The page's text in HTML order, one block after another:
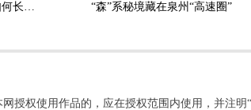
有根有情有戏！泉州文创 IP 如何长久走红？ “森”系秘境藏在泉州“高速圈”
权使用作品的，应在授权范围内使用，并注明